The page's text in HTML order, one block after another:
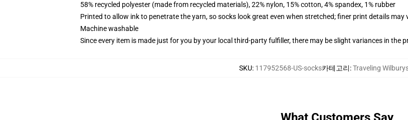
58% recycled polyester (made from recycled materials), 22% nylon, 15% cotton, 4% spandex, 1% rubber
Printed to allow ink to penetrate the yarn, so socks look great even when stretched; finer print details
Machine washable
Since every item is made just for you by your local third-party fulfiller, there may be slight variances in the
SKU: 117952568-US-socks카테고리:Traveling